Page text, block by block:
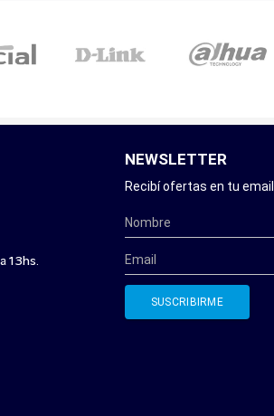
13hs.
NEWSLETTER
Recibí ofertas en tu email